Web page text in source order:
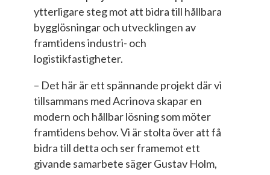
ytterligare steg mot att bidra till hållbara
bygglösningar och utvecklingen av
framtidens industri- och
logistikfastigheter.
– Det här är ett spännande projekt där vi
tillsammans med Acrinova skapar en
modern och hållbar lösning som möter
framtidens behov. Vi är stolta över att få
bidra till detta och ser framemot ett
givande samarbete säger Gustav Holm,